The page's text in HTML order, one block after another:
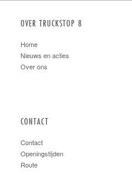
OVER TRUCKSTOP 8
Home
Nieuws en acties
Over ons
CONTACT
Contact
Openingstijden
Route